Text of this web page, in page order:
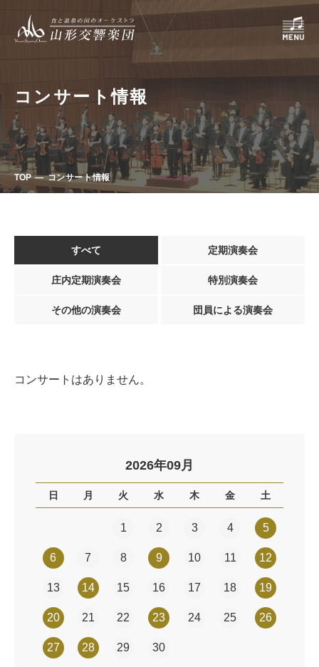
コンサート情報
TOP コンサート情報
すべて 定期演奏会
庄内定期演奏会 特別演奏会
その他の演奏会 団員による演奏会
コンサートはありません。
2026年09月
日 月 火 水 木 金 土
1 2 3 4 5
6 7 8 9 10 11 12
13 14 15 16 17 18 19
20 21 22 23 24 25 26
27 28 29 30